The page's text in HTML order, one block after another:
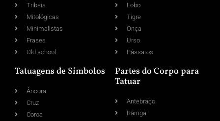
Tribais
Mitológicas
Minimalistas
Frases
Old school
Lobo
Tigre
Onça
Urso
Pássaros
Tatuagens de Símbolos
Âncora
Cruz
Coroa
Partes do Corpo para
Tatuar
Antebraço
Barriga